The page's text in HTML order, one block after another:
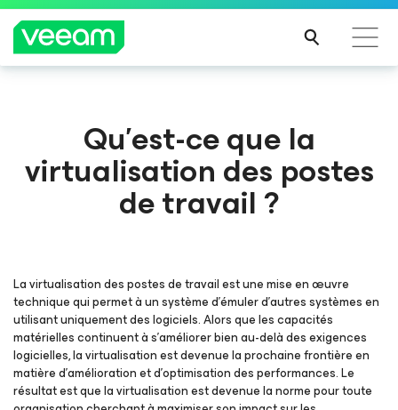
impactés par la mise à jour de CrowdStrike
LIRE
LA
Qu’est-ce que la
virtualisation des postes
de travail ?
La virtualisation des postes de travail est une mise en œuvre
technique qui permet à un système d’émuler d’autres systèmes en
utilisant uniquement des logiciels. Alors que les capacités
matérielles continuent à s’améliorer bien au-delà des exigences
logicielles, la virtualisation est devenue la prochaine frontière en
matière d’amélioration et d’optimisation des performances. Le
résultat est que la virtualisation est devenue la norme pour toute